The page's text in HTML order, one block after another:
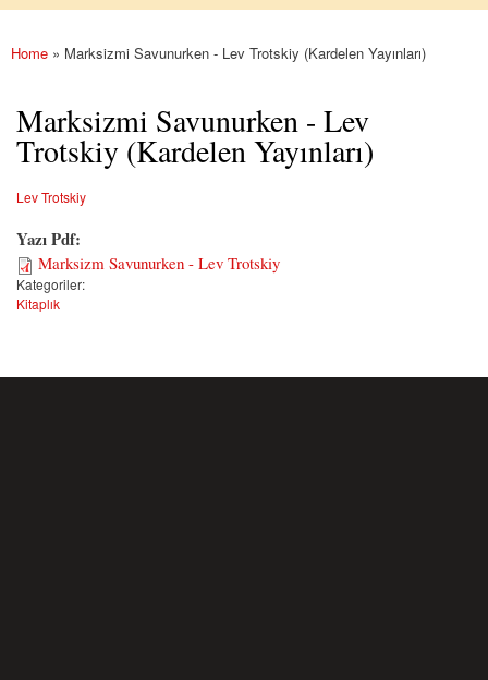
You are here
Home » Marksizmi Savunurken - Lev Trotskiy (Kardelen Yayınları)
Marksizmi Savunurken - Lev
Trotskiy (Kardelen Yayınları)
Lev Trotskiy
Yazı Pdf:
Marksizm Savunurken - Lev Trotskiy
Kategoriler:
Kitaplık